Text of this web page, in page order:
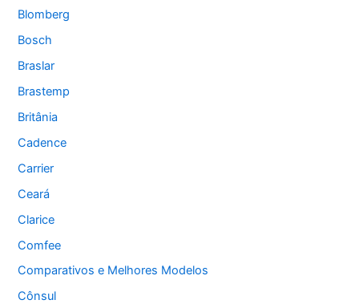
Blomberg
Bosch
Braslar
Brastemp
Britânia
Cadence
Carrier
Ceará
Clarice
Comfee
Comparativos e Melhores Modelos
Cônsul